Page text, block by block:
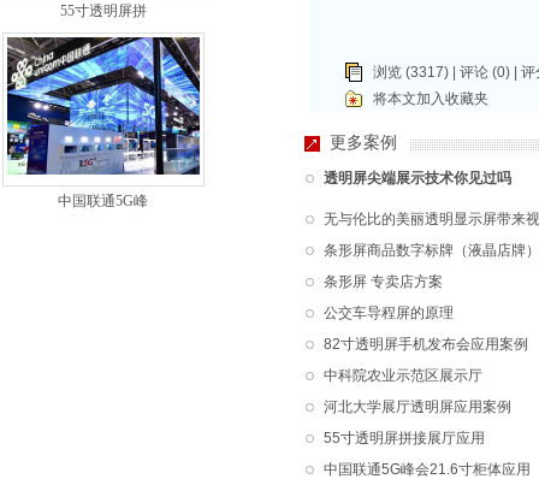
浏览 (3317) | 评论 (0) |
将本文加入收藏夹
55寸透明屏拼
中国联通5G峰
更多案例
透明屏尖端展示技术你见过吗
无与伦比的美丽透明显示屏带来视
条形屏商品数字标牌（液晶店牌）
条形屏 专卖店方案
公交车导程屏的原理
82寸透明屏手机发布会应用案例
中科院农业示范区展示厅
河北大学展厅透明屏应用案例
55寸透明屏拼接展厅应用
中国联通5G峰会21.6寸柜体应用